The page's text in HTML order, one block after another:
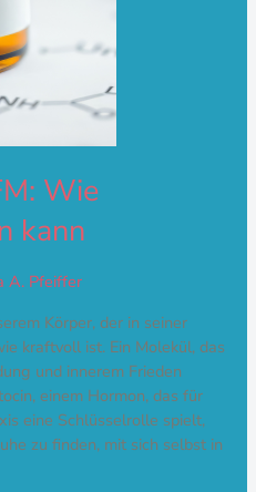
Wie
kann
A. Pfeiffer
Körper, der in seiner
kraftvoll ist. Ein Molekül, das
und innerem Frieden
einem Hormon, das für
eine Schlüsselrolle spielt,
zu finden, mit sich selbst in